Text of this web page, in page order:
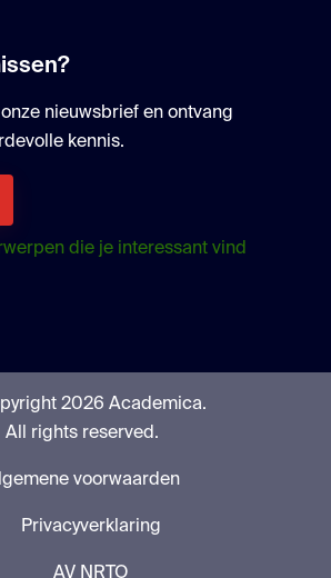
Twitter
onze YouTube
nieuwsbrief en ontvang
kennis.
die je interessant vind
2026 Academica.
All rights reserved.
voorwaarden
Privacyverklaring
AV NRTO